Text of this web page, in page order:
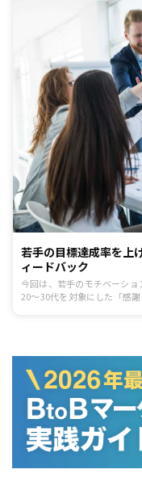
若手の目標達成率を上
ィードバック
今回は、若手のモチベーショ
20～30代を対象にした「感